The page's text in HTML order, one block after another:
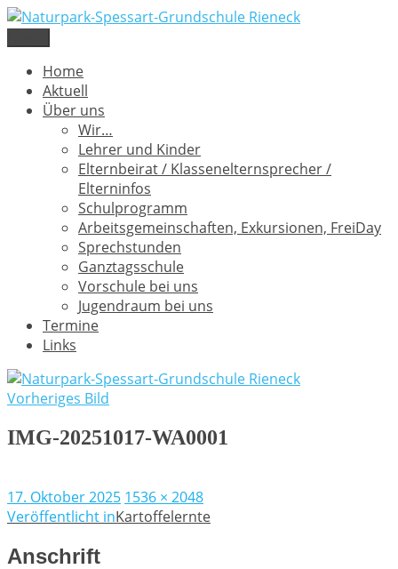
Zum
Naturpark-Spessart-Grundschule Rieneck
Lamperweg 3, 97794 Rieneck
Home
Aktuell
Über uns
Wir…
Lehrer und Kinder
Elternbeirat / Klassenelternsprecher /
Elterninfos
Schulprogramm
Arbeitsgemeinschaften, Exkursionen, FreiDay
Sprechstunden
Ganztagsschule
Vorschule bei uns
Jugendraum bei uns
Termine
Links
Vorheriges Bild
IMG-20251017-WA0001
Veröffentlicht
am
17. Oktober 2025 Volle
Größe
1536 × 2048
Beitragsnavigation
Veröffentlicht inKartoffelernte
Anschrift